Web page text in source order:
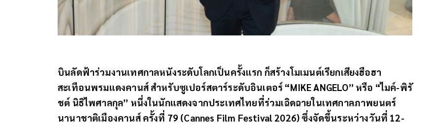
บินลัดฟ้าร่วมงานเทศกาลหนังระดับโลกเป็นครั้งแรก ก็สร้างโมเมนต์เรียกเสียงฮือฮา
สะเทือนพรมแดงคานส์ สำหรับซูเปอร์สตาร์ระดับอินเตอร์ “MIKE ANGELO” หรือ “ไมค์-พิรั
ชต์ นิธิไพศาลกุล” หนึ่งในนักแสดงจากประเทศไทยที่ร่วมเฉิดฉายในเทศกาลภาพยนตร์
นานาชาติเมืองคานส์ ครั้งที่ 79 (Cannes Film Festival 2026) ซึ่งจัดขึ้นระหว่างวันที่ 12-